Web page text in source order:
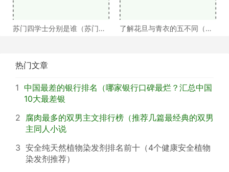
苏门四学士分别是谁（苏门四
了解花旦与青衣的五不同（浅
热门文章
1 中国最差的银行排名（哪家银行口碑最烂？汇总中国
10大最差银
2 腐肉最多的双男主文排行榜（推荐几篇最经典的双男
主同人小说
3 安全纯天然植物染发剂排名前十（4个健康安全植物
染发剂推荐）